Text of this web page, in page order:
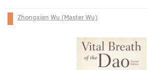
Zhongxian Wu (Master Wu)